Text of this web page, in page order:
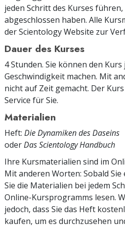
jeden Schritt des Kurses führen,
abgeschlossen haben. Alle
der Scientology Website zur
Dauer des Kurses
4 Stunden. Sie können den
Geschwindigkeit machen. Mit
nicht auf Zeit gemacht. Der
Service für Sie.
Materialien
Heft: Die Dynamiken des Daseins
oderDas Scientology Handbuch
Ihre Kursmaterialien sind im
Mit anderen Worten: Sobald
Sie die Materialien bei jedem
Online-Kursprogramms lesen.
jedoch, dass Sie das Heft
kaufen, um es durchzusehen